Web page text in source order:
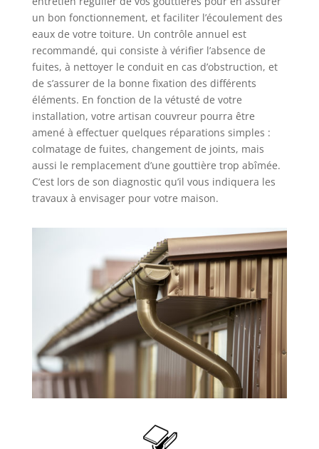
un bon fonctionnement, et faciliter l’écoulement des
eaux de votre toiture. Un contrôle annuel est
recommandé, qui consiste à vérifier l’absence de
fuites, à nettoyer le conduit en cas d’obstruction, et
de s’assurer de la bonne fixation des différents
éléments. En fonction de la vétusté de votre
installation, votre artisan couvreur pourra être
amené à effectuer quelques réparations simples :
colmatage de fuites, changement de joints, mais
aussi le remplacement d’une gouttière trop abîmée.
C’est lors de son diagnostic qu’il vous indiquera les
travaux à envisager pour votre maison.